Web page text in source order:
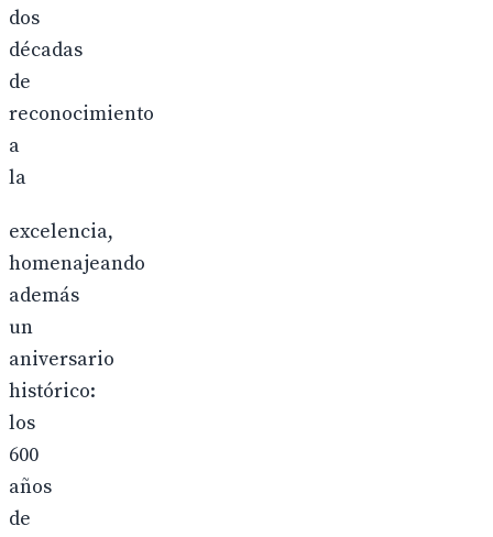
dos
décadas
de
reconocimiento
a
la
excelencia,
homenajeando
además
un
aniversario
histórico:
los
600
años
de